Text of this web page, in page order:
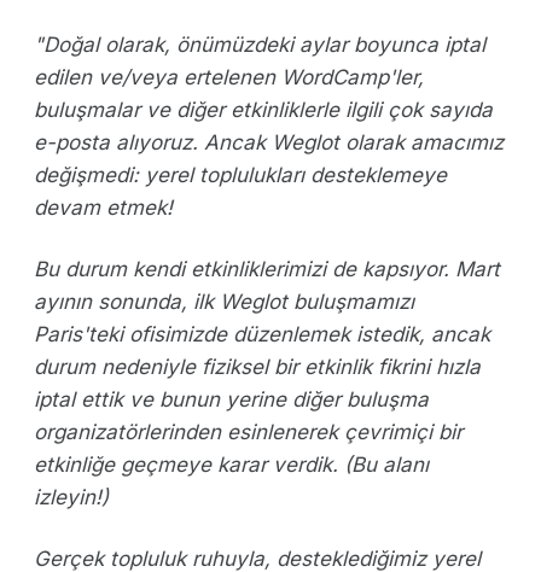
"Doğal olarak, önümüzdeki aylar boyunca iptal
edilen ve/veya ertelenen WordCamp'ler,
buluşmalar ve diğer etkinliklerle ilgili çok sayıda
e-posta alıyoruz. Ancak Weglot olarak amacımız
değişmedi: yerel toplulukları desteklemeye
devam etmek!
Bu durum kendi etkinliklerimizi de kapsıyor. Mart
ayının sonunda, ilk Weglot buluşmamızı
Paris'teki ofisimizde düzenlemek istedik, ancak
durum nedeniyle fiziksel bir etkinlik fikrini hızla
iptal ettik ve bunun yerine diğer buluşma
organizatörlerinden esinlenerek çevrimiçi bir
etkinliğe geçmeye karar verdik. (Bu alanı
izleyin!)
Gerçek topluluk ruhuyla, desteklediğimiz yerel